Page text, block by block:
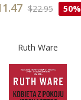
$22.95 50%
Ruth Ware